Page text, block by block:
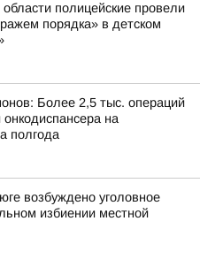
полицейские провели
порядка» в детском
Более 2,5 тыс. операций
на
полгода
возбуждено уголовное
избиении местной